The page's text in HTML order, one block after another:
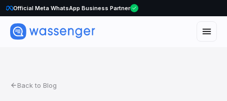
Official Meta WhatsApp Business Partner
WhatsApp Voice Calls are here
Back to Blog